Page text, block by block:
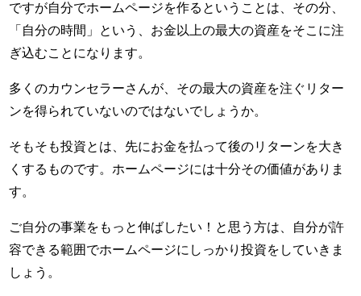
ですが自分でホームページを作るということは、その分、
「自分の時間」という、お金以上の最大の資産をそこに注
ぎ込むことになります。
多くのカウンセラーさんが、その最大の資産を注ぐリター
ンを得られていないのではないでしょうか。
そもそも投資とは、先にお金を払って後のリターンを大き
くするものです。ホームページには十分その価値がありま
す。
ご自分の事業をもっと伸ばしたい！と思う方は、自分が許
容できる範囲でホームページにしっかり投資をしていきま
しょう。